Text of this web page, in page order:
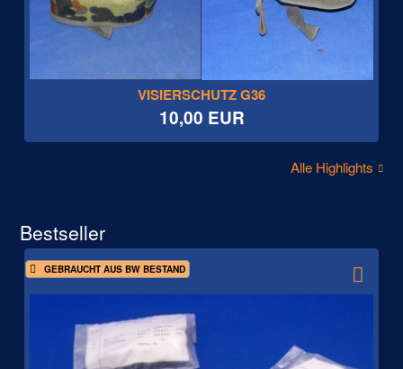
VISIERSCHUTZ G36
10,00 EUR
Alle Highlights
Bestseller
GEBRAUCHT AUS BW BESTAND